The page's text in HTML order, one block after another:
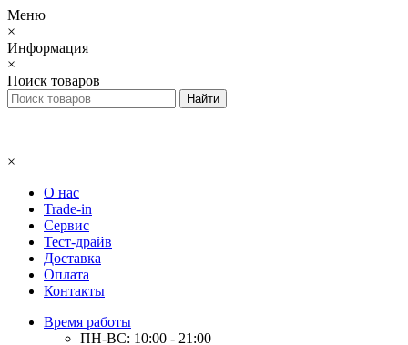
Меню
×
Информация
×
Поиск товаров
×
О нас
Trade-in
Сервис
Тест-драйв
Доставка
Оплата
Контакты
Время работы
ПН-ВС: 10:00 - 21:00